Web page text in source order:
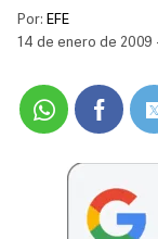
Por: EFE
14 de enero de 2009